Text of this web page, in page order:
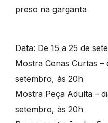
preso na garganta
Data: De 15 a 25 de
Mostra Cenas Curtas –
setembro, às 20h
Mostra Peça Adulta –
setembro, às 20h